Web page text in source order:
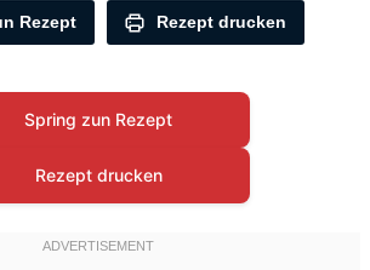
Rezept Rezept drucken
Spring zun Rezept
Rezept drucken